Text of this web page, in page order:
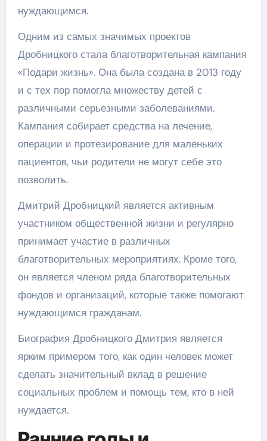
нуждающимся.
Одним из самых значимых проектов
Дробницкого стала благотворительная кампания
«Подари жизнь». Она была создана в 2013 году
и с тех пор помогла множеству детей с
различными серьезными заболеваниями.
Кампания собирает средства на лечение,
операции и протезирование для маленьких
пациентов, чьи родители не могут себе это
позволить.
Дмитрий Дробницкий является активным
участником общественной жизни и регулярно
принимает участие в различных
благотворительных мероприятиях. Кроме того,
он является членом ряда благотворительных
фондов и организаций, которые также помогают
нуждающимся гражданам.
Биография Дробницкого Дмитрия является
ярким примером того, как один человек может
сделать значительный вклад в решение
социальных проблем и помощь тем, кто в ней
нуждается.